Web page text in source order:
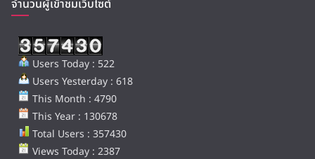
จำนวนผู้เข้าชมเว็บไซต์
Users Today : 522
Users Yesterday : 618
This Month : 4790
This Year : 130678
Total Users : 357430
Views Today : 2387